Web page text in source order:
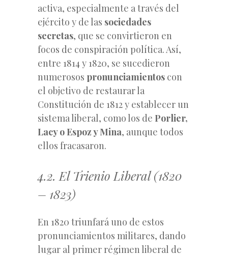
activa, especialmente a través del
ejército y de las sociedades
secretas, que se convirtieron en
focos de conspiración política. Así,
entre 1814 y 1820, se sucedieron
numerosos pronunciamientos con
el objetivo de restaurar la
Constitución de 1812 y establecer un
sistema liberal, como los de Porlier,
Lacy o Espoz y Mina, aunque todos
ellos fracasaron.
4.2. El Trienio Liberal (1820
– 1823)
En 1820 triunfará uno de estos
pronunciamientos militares, dando
lugar al primer régimen liberal de